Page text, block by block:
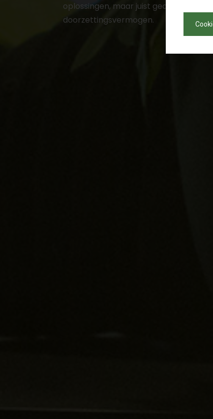
oplossingen, maar juist
doorzettingsvermogen.